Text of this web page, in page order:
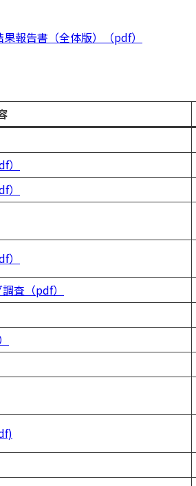
報告書（全体版）（pdf）
査（pdf）